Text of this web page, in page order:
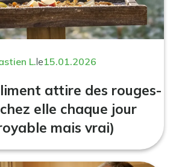
L.le15.01.2026
attire des rouges-
elle chaque jour
mais vrai)